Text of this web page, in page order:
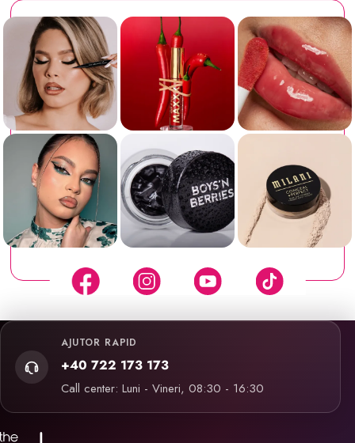
AJUTOR RAPID
+40 722 173 173
Call center: Luni - Vineri, 08:30 - 16:30